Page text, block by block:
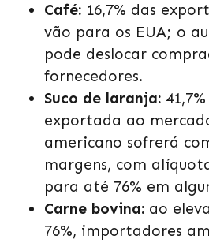
Café: 16,7% das
vão para os EUA; o
pode deslocar
fornecedores.
Suco de laranja:
exportada ao
americano sofrerá
margens, com
para até 76% em
Carne bovina: ao
76%, importadores